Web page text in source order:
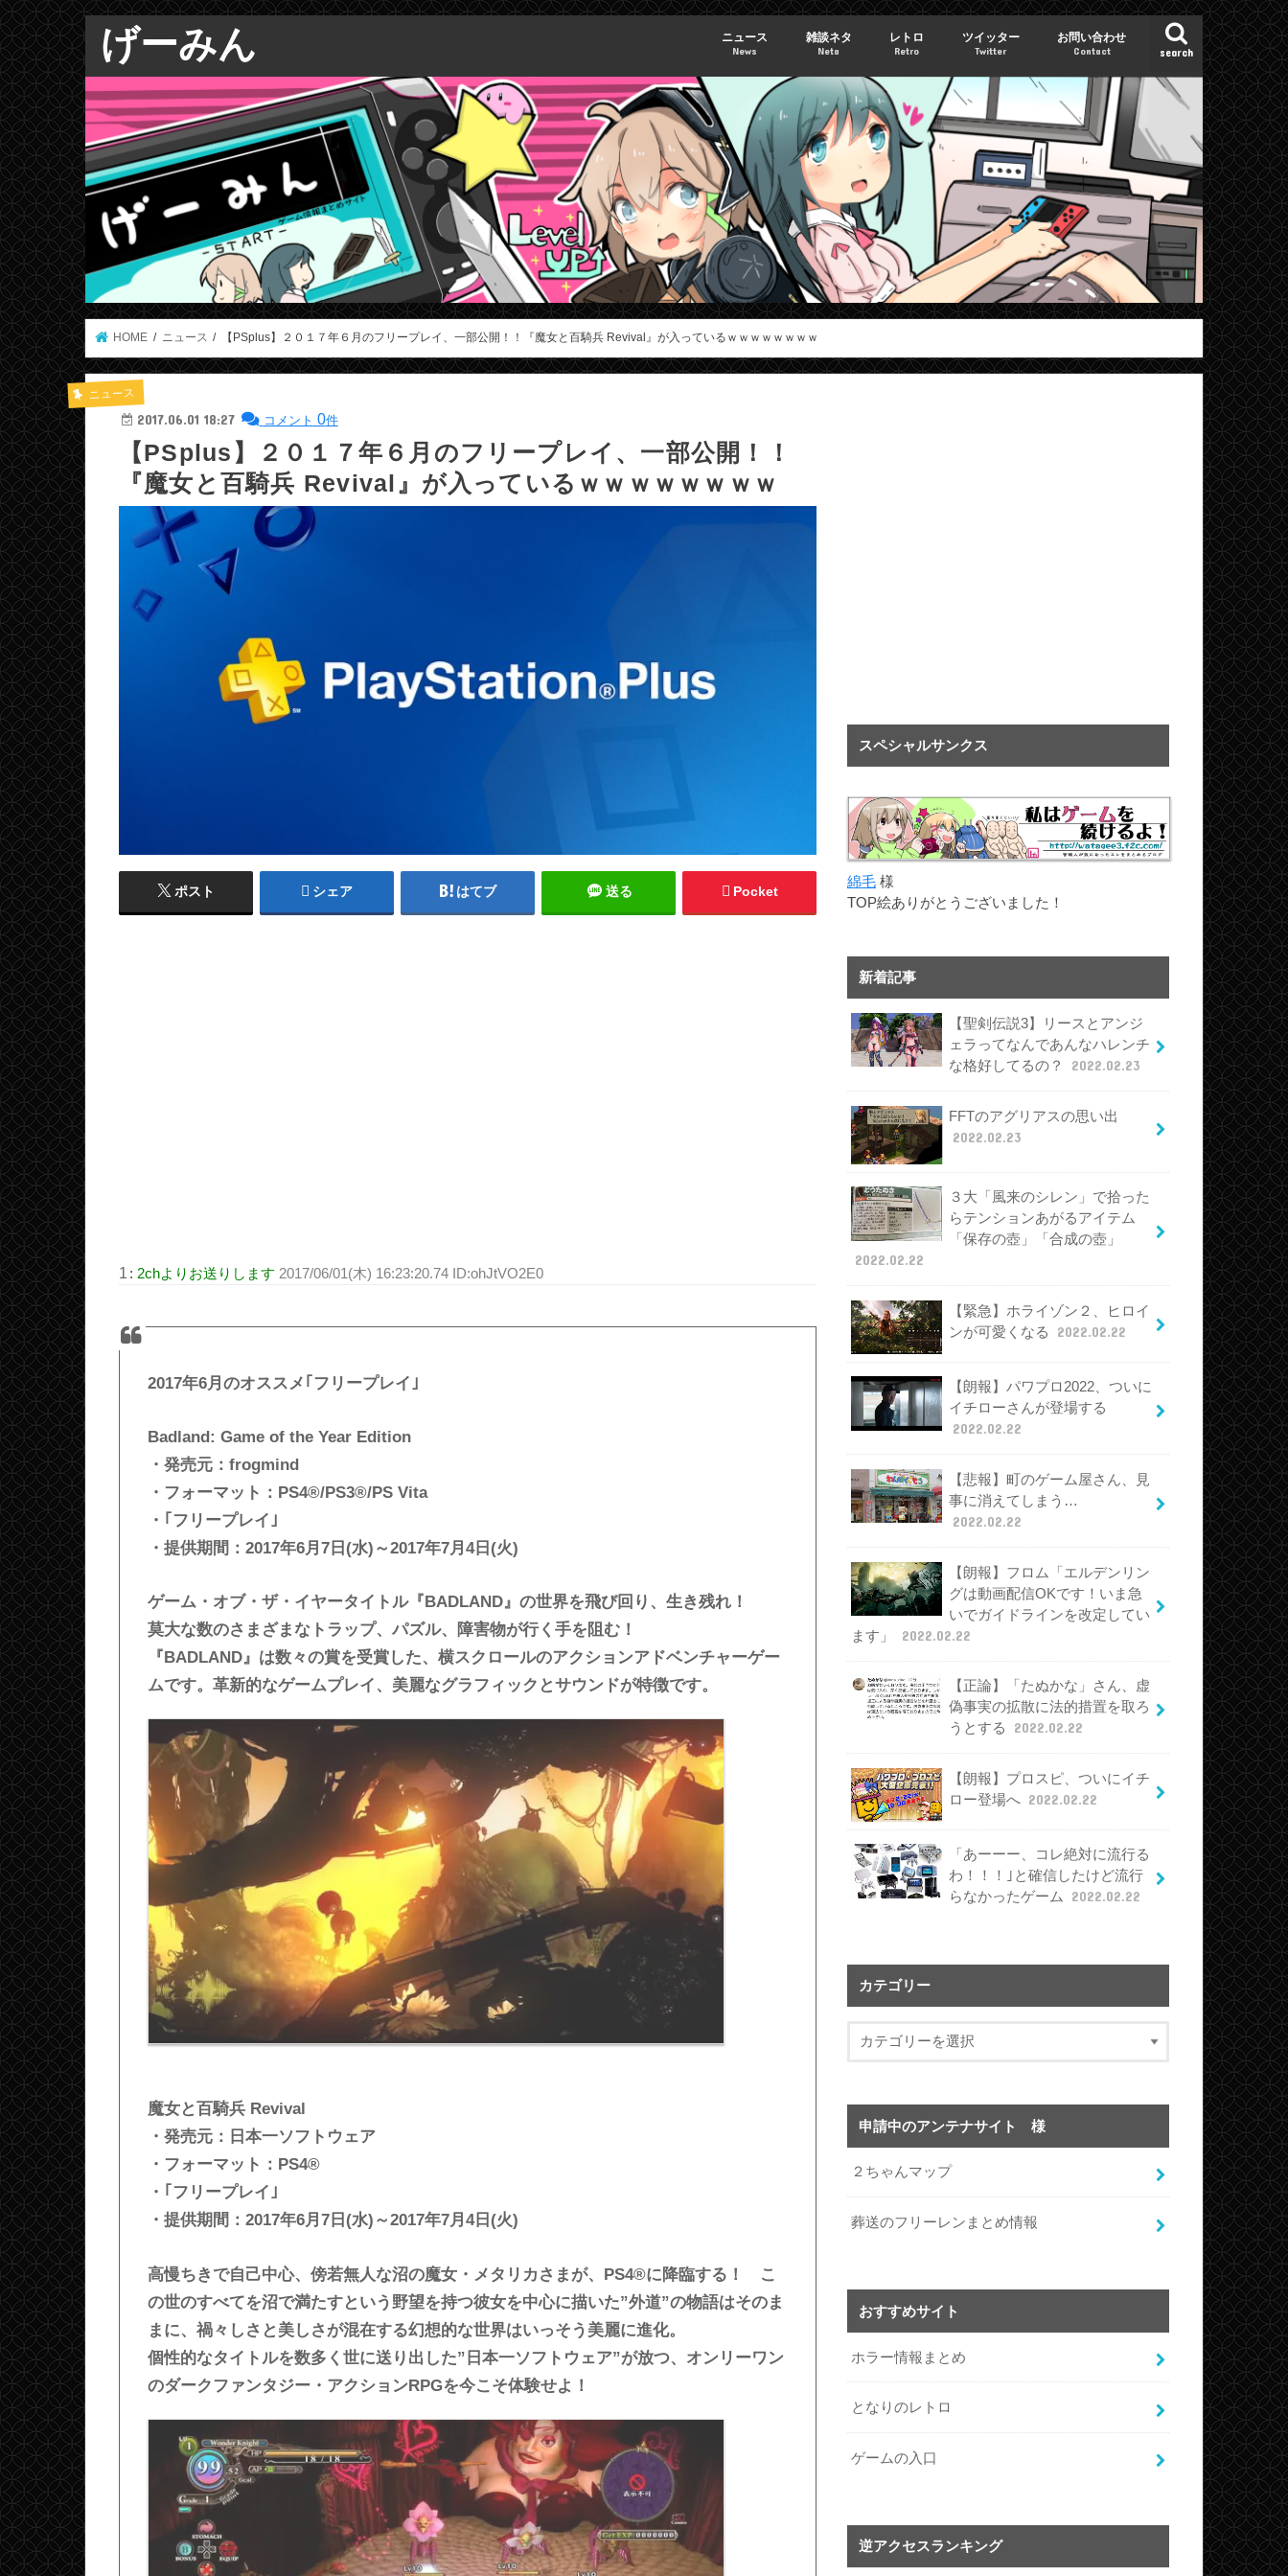
げーみん search
ニュース
News
雑談ネタ
Neta
レトロ
Retro
ツイッター
Twitter
お問い合わせ
Contact
HOME ニュース 【PSplus】２０１７年６月のフリープレイ、一部公開！！『魔女と百騎兵 Revival』が入っているｗｗｗｗｗｗｗｗ
ニュース
2017.06.01 18:27 コメント 0件
【PSplus】２０１７年６月のフリープレイ、一部公開！！
『魔女と百騎兵 Revival』が入っているｗｗｗｗｗｗｗｗ
ポスト シェア はてブ 送る Pocket
1 : 2chよりお送りします 2017/06/01(木) 16:23:20.74 ID:ohJtVO2E0
2017年6月のオススメ｢フリープレイ｣
Badland: Game of the Year Edition
・発売元：frogmind
・フォーマット：PS4®/PS3®/PS Vita
・｢フリープレイ｣
・提供期間：2017年6月7日(水)～2017年7月4日(火)
ゲーム・オブ・ザ・イヤータイトル『BADLAND』の世界を飛び回り、生き残れ！
莫大な数のさまざまなトラップ、パズル、障害物が行く手を阻む！
『BADLAND』は数々の賞を受賞した、横スクロールのアクションアドベンチャーゲー
ムです。革新的なゲームプレイ、美麗なグラフィックとサウンドが特徴です。
魔女と百騎兵 Revival
・発売元：日本一ソフトウェア
・フォーマット：PS4®
・｢フリープレイ｣
・提供期間：2017年6月7日(水)～2017年7月4日(火)
高慢ちきで自己中心、傍若無人な沼の魔女・メタリカさまが、PS4®に降臨する！ こ
の世のすべてを沼で満たすという野望を持つ彼女を中心に描いた”外道”の物語はそのま
まに、禍々しさと美しさが混在する幻想的な世界はいっそう美麗に進化。
個性的なタイトルを数多く世に送り出した”日本一ソフトウェア”が放つ、オンリーワン
のダークファンタジー・アクションRPGを今こそ体験せよ！
スペシャルサンクス
綿毛 様
TOP絵ありがとうございました！
新着記事
【聖剣伝説3】リースとアンジ
ェラってなんであんなハレンチ
な格好してるの？
2022.02.23
FFTのアグリアスの思い出
2022.02.23
３大「風来のシレン」で拾った
らテンションあがるアイテム
「保存の壺」「合成の壺」
2022.02.22
【緊急】ホライゾン２、ヒロイ
ンが可愛くなる
2022.02.22
【朗報】パワプロ2022、ついに
イチローさんが登場する
2022.02.22
【悲報】町のゲーム屋さん、見
事に消えてしまう…
2022.02.22
【朗報】フロム「エルデンリン
グは動画配信OKです！いま急
いでガイドラインを改定してい
ます」
2022.02.22
【正論】「たぬかな」さん、虚
偽事実の拡散に法的措置を取ろ
うとする
2022.02.22
【朗報】プロスピ、ついにイチ
ロー登場へ 2022.02.22
「あーーー、コレ絶対に流行る
わ！！！｣と確信したけど流行
らなかったゲーム
2022.02.22
カテゴリー
申請中のアンテナサイト 様
２ちゃんマップ
葬送のフリーレンまとめ情報
おすすめサイト
ホラー情報まとめ
となりのレトロ
ゲームの入口
逆アクセスランキング